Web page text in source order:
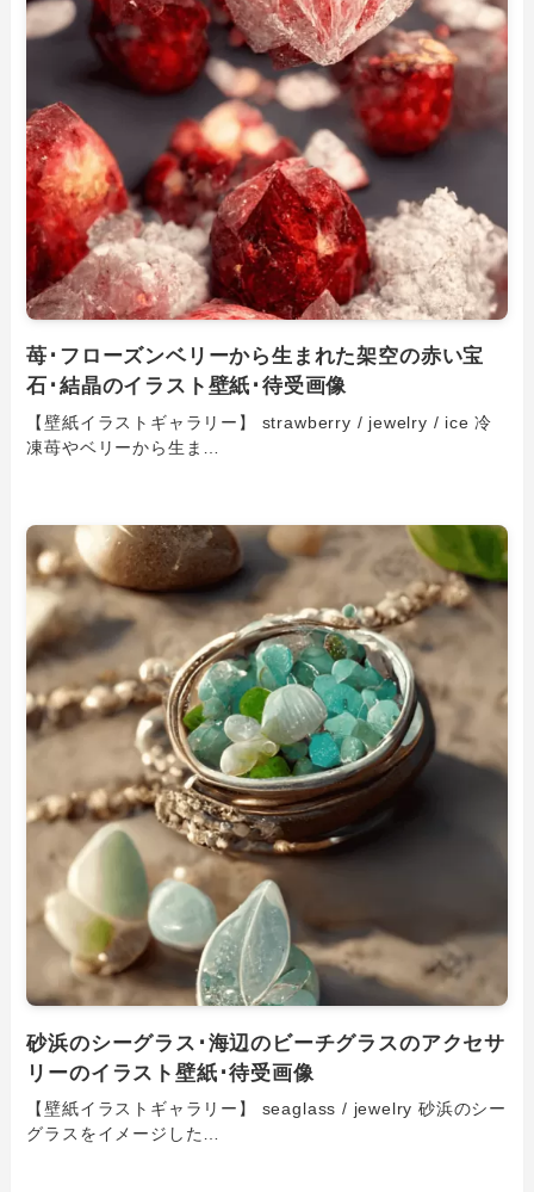
苺･フローズンベリーから生まれた架空の赤い宝
石･結晶のイラスト壁紙･待受画像
【壁紙イラストギャラリー】 strawberry / jewelry / ice 冷
凍苺やベリーから生ま…
砂浜のシーグラス･海辺のビーチグラスのアクセサ
リーのイラスト壁紙･待受画像
【壁紙イラストギャラリー】 seaglass / jewelry 砂浜のシー
グラスをイメージした…